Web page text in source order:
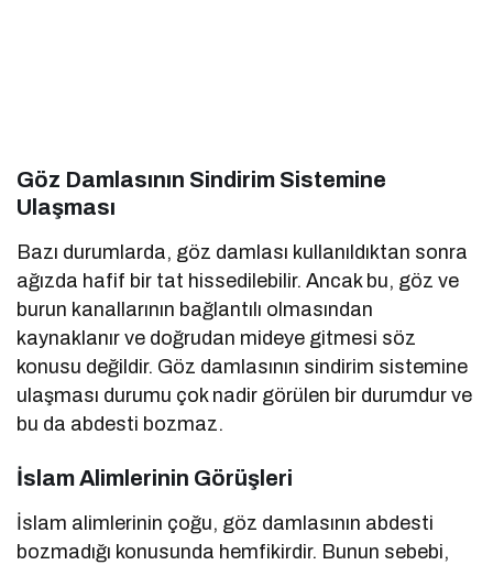
Göz Damlasının Sindirim Sistemine
Ulaşması
Bazı durumlarda, göz damlası kullanıldıktan sonra
ağızda hafif bir tat hissedilebilir. Ancak bu, göz ve
burun kanallarının bağlantılı olmasından
kaynaklanır ve doğrudan mideye gitmesi söz
konusu değildir. Göz damlasının sindirim sistemine
ulaşması durumu çok nadir görülen bir durumdur ve
bu da abdesti bozmaz.
İslam Alimlerinin Görüşleri
İslam alimlerinin çoğu, göz damlasının abdesti
bozmadığı konusunda hemfikirdir. Bunun sebebi,